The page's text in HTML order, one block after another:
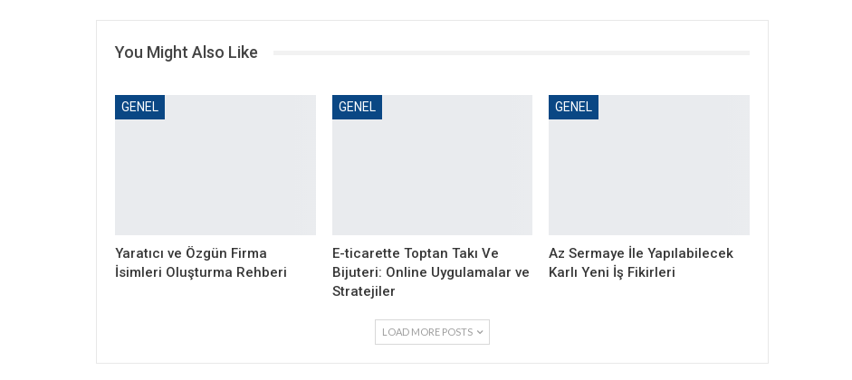
You Might Also Like
GENEL
Yaratıcı ve Özgün Firma
İsimleri Oluşturma Rehberi
GENEL
E-ticarette Toptan Takı Ve
Bijuteri: Online Uygulamalar ve
Stratejiler
GENEL
Az Sermaye İle Yapılabilecek
Karlı Yeni İş Fikirleri
LOAD MORE POSTS